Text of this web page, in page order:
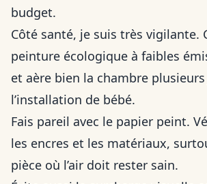
budget.
Côté santé, je suis très vigilante.
peinture écologique à faibles
et aère bien la chambre
l’installation de bébé.
Fais pareil avec le papier peint.
les encres et les matériaux,
pièce où l’air doit rester sain.